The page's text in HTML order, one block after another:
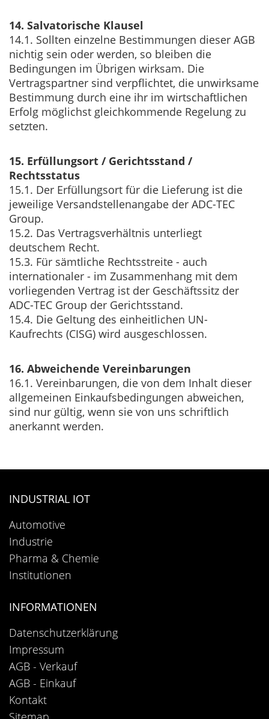
14. Salvatorische Klausel
14.1. Sollten einzelne Bestimmungen dieser AGB
nichtig sein oder werden, so bleiben die
Bedingungen im Übrigen wirksam. Die
Vertragspartner sind verpflichtet, die unwirksame
Bestimmung durch eine ihr im wirtschaftlichen
Erfolg möglichst gleichkommende Regelung zu
setzten.
15. Erfüllungsort / Gerichtsstand /
Rechtsstatus
15.1. Der Erfüllungsort für die Lieferung ist die
jeweilige Versandstellenangabe der ADC-TEC
Group.
15.2. Das Vertragsverhältnis unterliegt
deutschem Recht.
15.3. Für sämtliche Rechtsstreite - auch
internationaler - im Zusammenhang mit dem
vorliegenden Vertrag ist der Geschäftssitz der
ADC-TEC Group der Gerichtsstand.
15.4. Die Geltung des einheitlichen UN-
Kaufrechts (CISG) wird ausgeschlossen.
16. Abweichende Vereinbarungen
16.1. Vereinbarungen, die von dem Inhalt dieser
allgemeinen Einkaufsbedingungen abweichen,
sind nur gültig, wenn sie von uns schriftlich
anerkannt werden.
INDUSTRIAL IOT
Automotive
Industrie
Pharma & Chemie
Institutionen
INFORMATIONEN
Datenschutzerklärung
Impressum
AGB - Verkauf
AGB - Einkauf
Kontakt